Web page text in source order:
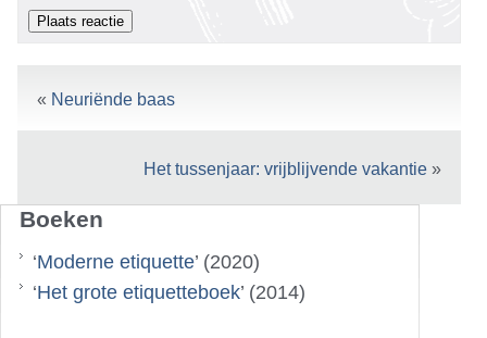
« Neuriënde baas
Het tussenjaar: vrijblijvende vakantie»
Boeken
‘Moderne etiquette’ (2020)
‘Het grote etiquetteboek’ (2014)